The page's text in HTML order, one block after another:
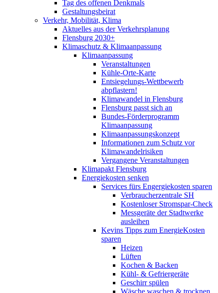
Tag des offenen Denkmals
Gestaltungsbeirat
Verkehr, Mobilität, Klima
Aktuelles aus der Verkehrsplanung
Flensburg 2030+
Klimaschutz & Klimaanpassung
Klimaanpassung
Veranstaltungen
Kühle-Orte-Karte
Entsiegelungs-Wettbewerb
abpflastern!
Klimawandel in Flensburg
Flensburg passt sich an
Bundes-Förderprogramm
Klimaanpassung
Klimaanpassungskonzept
Informationen zum Schutz vor
Klimawandelrisiken
Vergangene Veranstaltungen
Klimapakt Flensburg
Energiekosten senken
Services fürs Engergiekosten sparen
Verbraucherzentrale SH
Kostenloser Stromspar-Check
Messgeräte der Stadtwerke
ausleihen
Kevins Tipps zum EnergieKosten
sparen
Heizen
Lüften
Kochen & Backen
Kühl- & Gefriergeräte
Geschirr spülen
Wäsche waschen & trocknen